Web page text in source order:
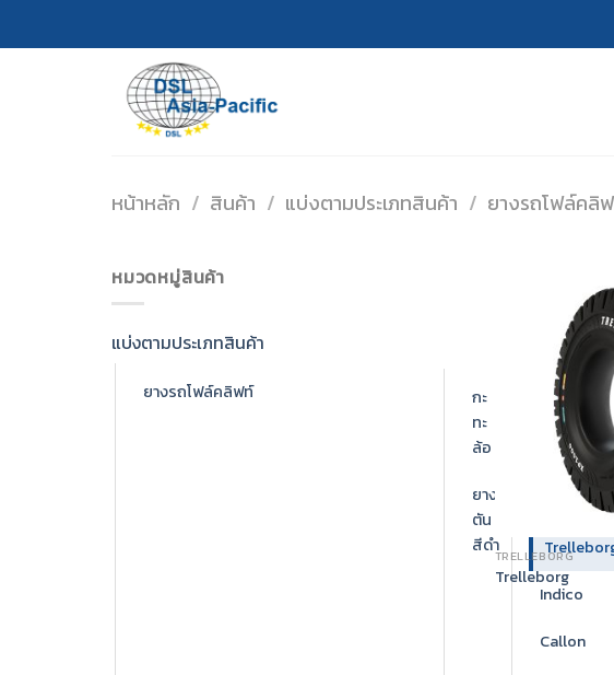
หน้าหลัก / สินค้า / แบ่งตามประเภทสินค้า / ยางรถโฟล์คลิ
หมวดหมู่สินค้า
แบ่งตามประเภทสินค้า
ยางรถโฟล์คลิฟท์
กะ
ทะ
ล้อ
ยาง
ตัน
สีดำ
Stellana
Indico
Callon
TRELLEBORG
Trelleborg